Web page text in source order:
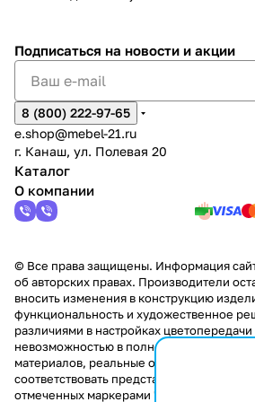
Подписаться на новости и акции
8 (800) 222-97-65
e.shop@mebel-21.ru
г. Канаш, ул. Полевая 20
Каталог
О компании
© Все права защищены. Информация
об авторских правах. Производители
вносить изменения в конструкцию
функциональность и художественное
различиями в настройках
невозможностью в полной мере
материалов, реальные оттенки и
соответствовать представленным на
отмеченных маркерами "Скидка!" и